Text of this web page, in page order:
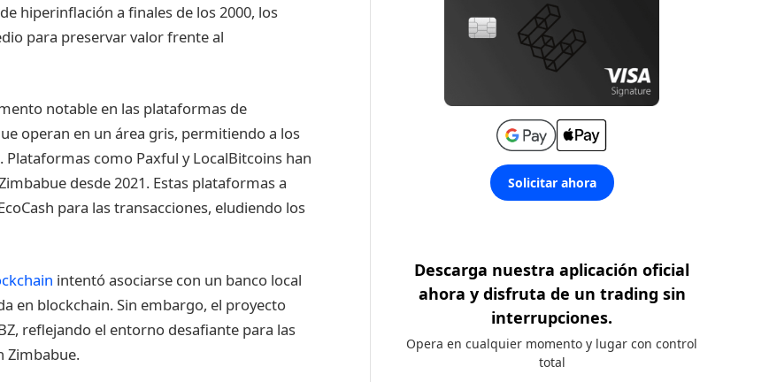
hiperinflación a finales de los 2000, los
para preservar valor frente al
notable en las plataformas de
operan en un área gris, permitiendo a los
como Paxful y LocalBitcoins han
desde 2021. Estas plataformas a
para las transacciones, eludiendo los
intentó asociarse con un banco local
en blockchain. Sin embargo, el proyecto
reflejando el entorno desafiante para las
Zimbabue.
Solicitar ahora
Descarga nuestra aplicación oficial
ahora y disfruta de un trading sin
interrupciones.
Opera en cualquier momento y lugar con control
total